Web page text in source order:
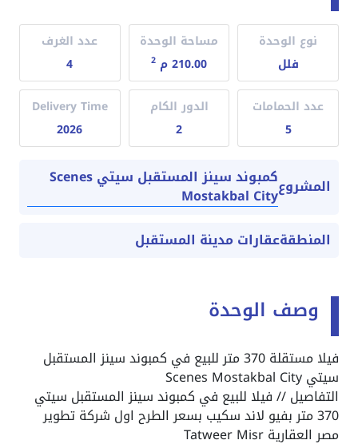
نوع الوحدة
فلل
مساحة الوحدة
210.00 م
2
عدد الغرف
4
عدد الحمامات
5
الدور الكام
2
Delivery Time
2026
المشروع كمبوند سينز المستقبل سيتي Scenes
Mostakbal City
المنطقةعقارات مدينة المستقبل
وصف الوحدة
فيلا مستقلة 370 متر للبيع في كمبوند سينز المستقبل
سيتي Scenes Mostakbal City
التفاصيل // فيلا للبيع في كمبوند سينز المستقبل سيتي
370 متر بفيو لاند سكيب بسعر الطرح اول شركة تطوير
مصر العقارية Tatweer Misr